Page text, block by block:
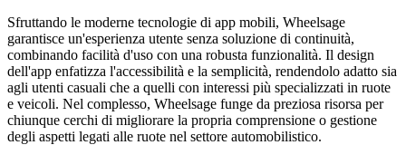
Sfruttando le moderne tecnologie di app mobili, Wheelsage
garantisce un'esperienza utente senza soluzione di continuità,
combinando facilità d'uso con una robusta funzionalità. Il design
dell'app enfatizza l'accessibilità e la semplicità, rendendolo adatto sia
agli utenti casuali che a quelli con interessi più specializzati in ruote
e veicoli. Nel complesso, Wheelsage funge da preziosa risorsa per
chiunque cerchi di migliorare la propria comprensione o gestione
degli aspetti legati alle ruote nel settore automobilistico.